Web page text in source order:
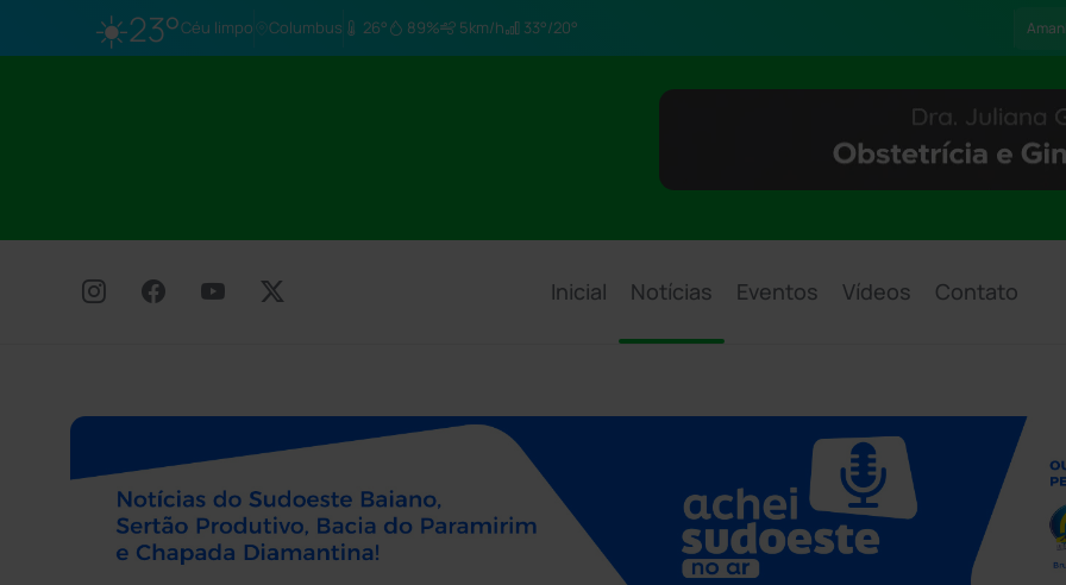
☀️23°Céu limpo Columbus 26° 89% 5km/h 33°/20°
Inicial Notícias Eventos Vídeos Contato